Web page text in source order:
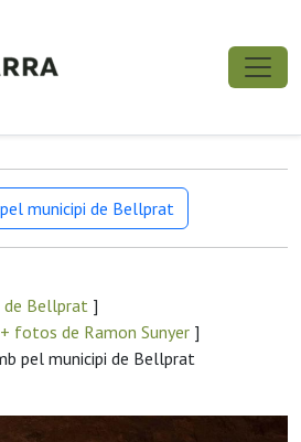
municipi de Bellprat
Bellprat ]
+ fotos de Ramon Sunyer ]
pel municipi de Bellprat